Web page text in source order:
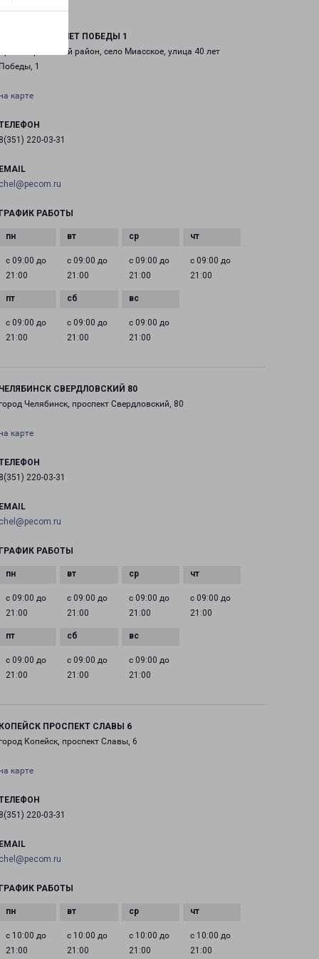
40 ЛЕТ ПОБЕДЫ 1
район, село Миасское, улица 40 лет
1
карте
220-03-31
РАБОТЫ
с 09:00 до
21:00
с 09:00 до
21:00
с 09:00 до
21:00
с 09:00 до
21:00
с 09:00 до
21:00
с 09:00 до
21:00
с 09:00 до
21:00
СВЕРДЛОВСКИЙ 80
Челябинск, проспект Свердловский, 80
карте
220-03-31
РАБОТЫ
с 09:00 до
21:00
с 09:00 до
21:00
с 09:00 до
21:00
с 09:00 до
21:00
с 09:00 до
21:00
с 09:00 до
21:00
с 09:00 до
21:00
ПРОСПЕКТ СЛАВЫ 6
Копейск, проспект Славы, 6
карте
220-03-31
РАБОТЫ
с 10:00 до
21:00
с 10:00 до
21:00
с 10:00 до
21:00
с 10:00 до
21:00